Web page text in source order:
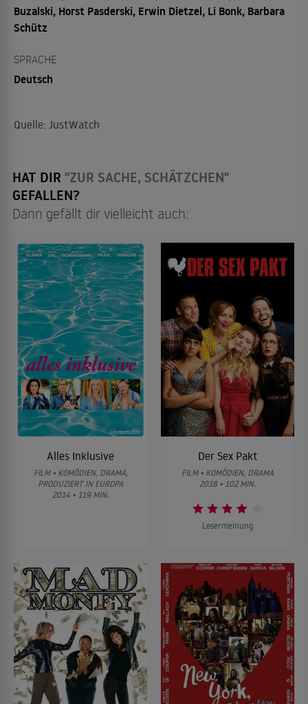
Buzalski, Horst Pasderski, Erwin Dietzel, Li Bonk, Barbara
Schütz
SPRACHE
Deutsch
Quelle: JustWatch
HAT DIR "ZUR SACHE, SCHÄTZCHEN"
GEFALLEN?
Dann gefällt dir vielleicht auch:
Alles Inklusive
FILM • KOMÖDIEN, DRAMA,
PRODUZIERT IN EUROPA
2014 • 119 MIN.
Der Sex Pakt
FILM • KOMÖDIEN, DRAMA
2018 • 102 MIN.
Lesermeinung